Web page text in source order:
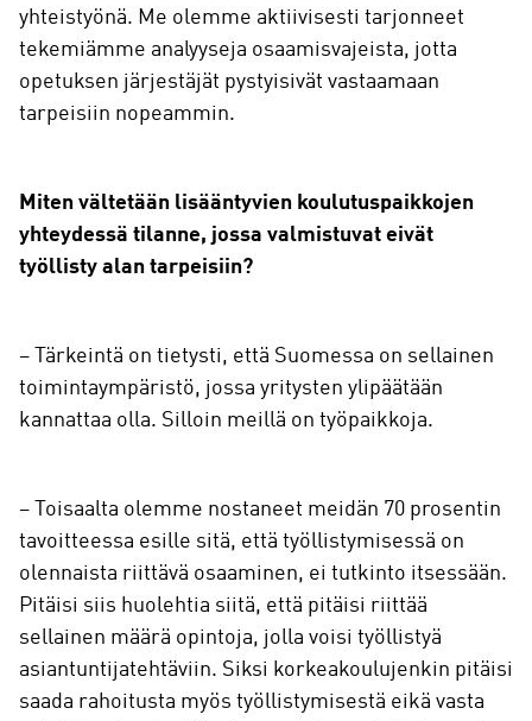
yhteistyönä. Me olemme aktiivisesti tarjonneet
tekemiämme analyyseja osaamisvajeista, jotta
opetuksen järjestäjät pystyisivät vastaamaan
tarpeisiin nopeammin.
Miten vältetään lisääntyvien koulutuspaikkojen
yhteydessä tilanne, jossa valmistuvat eivät
työllisty alan tarpeisiin?
– Tärkeintä on tietysti, että Suomessa on sellainen
toimintaympäristö, jossa yritysten ylipäätään
kannattaa olla. Silloin meillä on työpaikkoja.
– Toisaalta olemme nostaneet meidän 70 prosentin
tavoitteessa esille sitä, että työllistymisessä on
olennaista riittävä osaaminen, ei tutkinto itsessään.
Pitäisi siis huolehtia siitä, että pitäisi riittää
sellainen määrä opintoja, jolla voisi työllistyä
asiantuntijatehtäviin. Siksi korkeakoulujenkin pitäisi
saada rahoitusta myös työllistymisestä eikä vasta